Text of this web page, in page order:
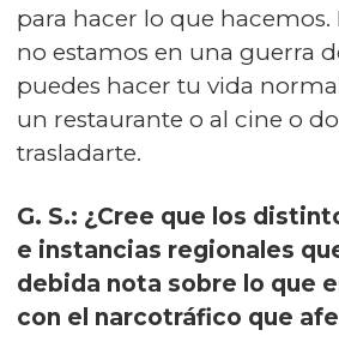
para hacer lo que hacemos.
no estamos en una guerra
puedes hacer tu vida
un restaurante o al cine o
trasladarte.
G. S.: ¿Cree que los
e instancias regionales
debida nota sobre lo que
con el narcotráfico que